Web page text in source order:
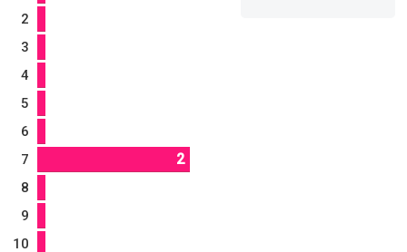
2
3
4
5
6
7
2
8
9
10